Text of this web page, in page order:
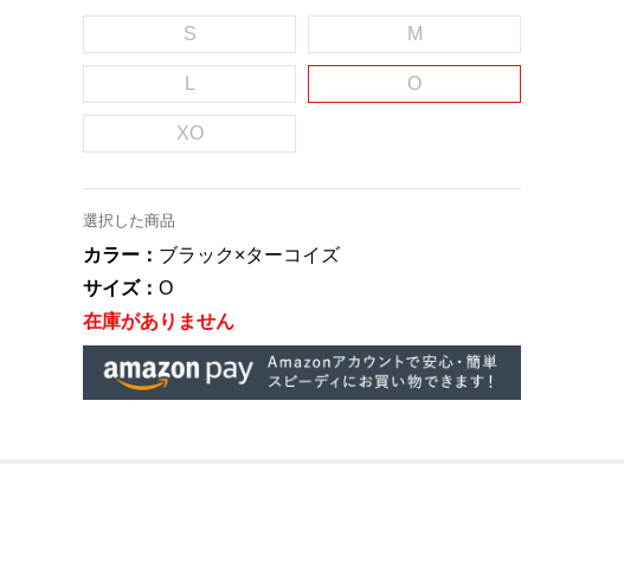
S M
O
XO
選択した商品
カラー： ブラック×ターコイズ
サイズ： O
在庫がありません